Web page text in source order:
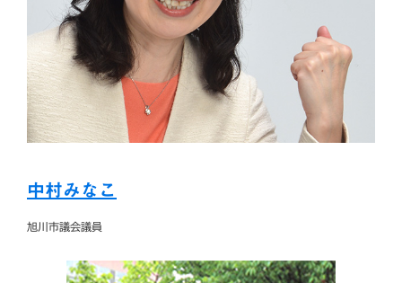
中村みなこ
旭川市議会議員